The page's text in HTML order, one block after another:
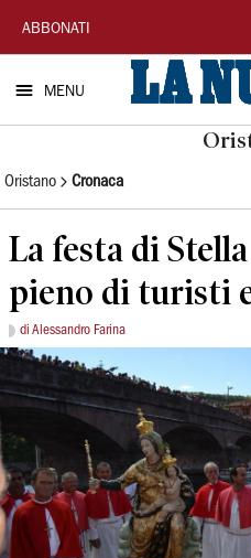
La
Nuova
Sardegna
ABBONATI
MENU
Oristano Cronaca
La festa di
pieno di turisti
di Alessandro Farina